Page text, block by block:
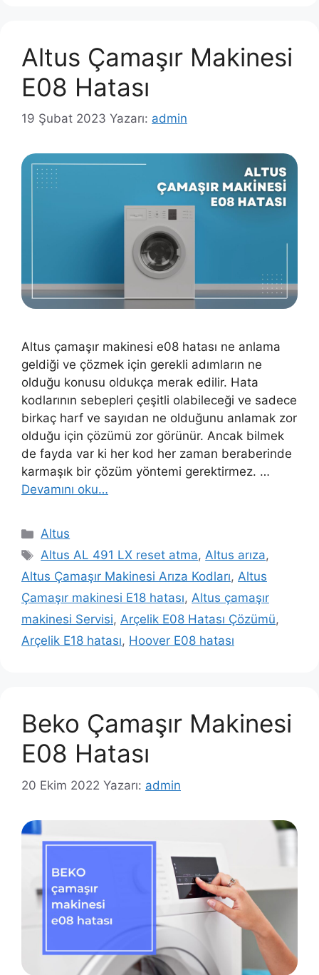
Altus Çamaşır Makinesi
E08 Hatası
19 Şubat 2023 Yazarı: admin
Altus çamaşır makinesi e08 hatası ne anlama
geldiği ve çözmek için gerekli adımların ne
olduğu konusu oldukça merak edilir. Hata
kodlarının sebepleri çeşitli olabileceği ve sadece
birkaç harf ve sayıdan ne olduğunu anlamak zor
olduğu için çözümü zor görünür. Ancak bilmek
de fayda var ki her kod her zaman beraberinde
karmaşık bir çözüm yöntemi gerektirmez. …
Devamını oku…
Kategoriler
Altus
Etiketler
Altus AL 491 LX reset atma,Altus arıza,
Altus Çamaşır Makinesi Arıza Kodları, Altus
Çamaşır makinesi E18 hatası, Altus çamaşır
makinesi Servisi, Arçelik E08 Hatası Çözümü,
Arçelik E18 hatası, Hoover E08 hatası
Beko Çamaşır Makinesi
E08 Hatası
20 Ekim 2022 Yazarı: admin